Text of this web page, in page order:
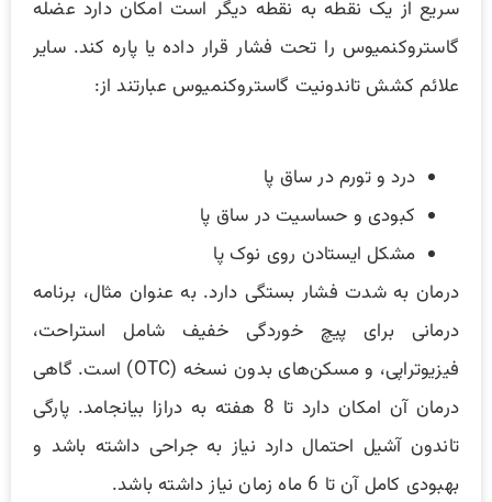
سریع از یک نقطه به نقطه دیگر است امکان دارد عضله
گاستروکنمیوس را تحت فشار قرار داده یا پاره کند. سایر
علائم کشش تاندونیت گاستروکنمیوس عبارتند از:
درد و تورم در ساق پا
کبودی و حساسیت در ساق پا
مشکل ایستادن روی نوک پا
درمان به شدت فشار بستگی دارد. به عنوان مثال، برنامه
درمانی برای پیچ خوردگی خفیف شامل استراحت،
فیزیوتراپی، و مسکن‌های بدون نسخه (OTC) است. گاهی
درمان آن امکان دارد تا 8 هفته به درازا بیانجامد. پارگی
تاندون آشیل احتمال دارد نیاز به جراحی داشته باشد و
بهبودی کامل آن تا 6 ماه زمان نیاز داشته باشد.